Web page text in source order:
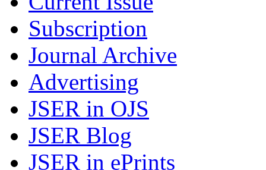
Subscription
Journal Archive
Advertising
JSER in OJS
JSER Blog
JSER in ePrints